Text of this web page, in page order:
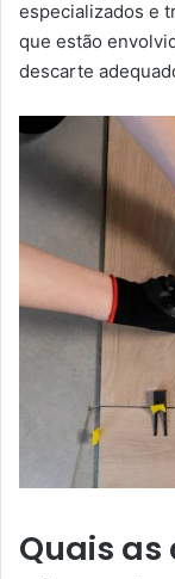
especializados e
que estão
descarte
Quais